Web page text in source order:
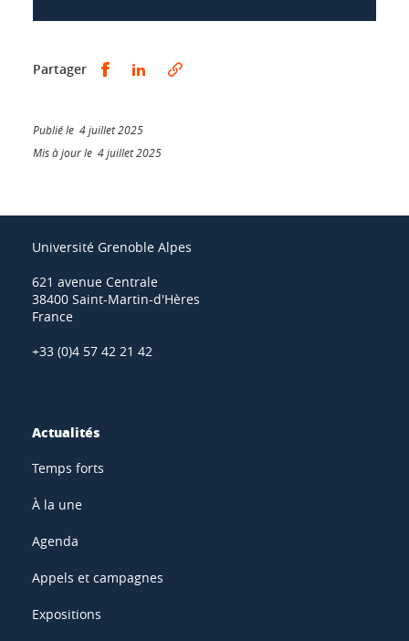
Partager Partager sur Facebook
Partager sur LinkedIn
Publié le 4 juillet 2025
Mis à jour le 4 juillet 2025
Université Grenoble Alpes
621 avenue Centrale
38400 Saint-Martin-d'Hères
France
+33 (0)4 57 42 21 42
Actualités
Temps forts
À la une
Agenda
Appels et campagnes
Expositions